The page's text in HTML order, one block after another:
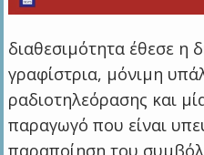
διαθεσιμότητα έθεσε η
γραφίστρια, μόνιμη
ραδιοτηλεόρασης και
παραγωγό που είναι